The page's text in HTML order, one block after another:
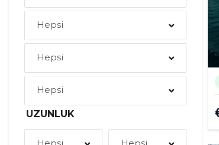
Hepsi
Hepsi
Hepsi
UZUNLUK